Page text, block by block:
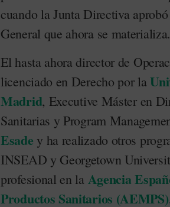
cuando la Junta Directiva
General que ahora se materializa.
El hasta ahora director de
licenciado en Derecho por la
Madrid, Executive Máster en
Sanitarias y Program
Esade y ha realizado otros
INSEAD y Georgetown
profesional en la Agencia
Productos Sanitarios (AEMPS)